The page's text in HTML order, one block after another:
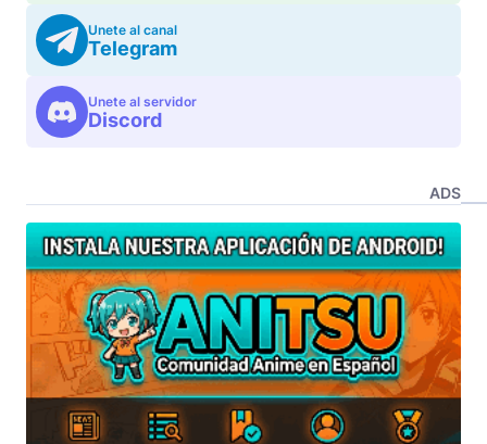
Unete al canal
Telegram
Unete al servidor
Discord
ADS